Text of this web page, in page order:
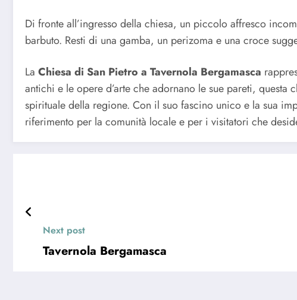
Di fronte all’ingresso della chiesa, un piccolo affresco
barbuto. Resti di una gamba, un perizoma e una croce
La Chiesa di San Pietro a Tavernola Bergamasca
antichi e le opere d’arte che adornano le sue pareti,
spirituale della regione. Con il suo fascino unico e la sua
riferimento per la comunità locale e per i visitatori che
Next post
Tavernola Bergamasca